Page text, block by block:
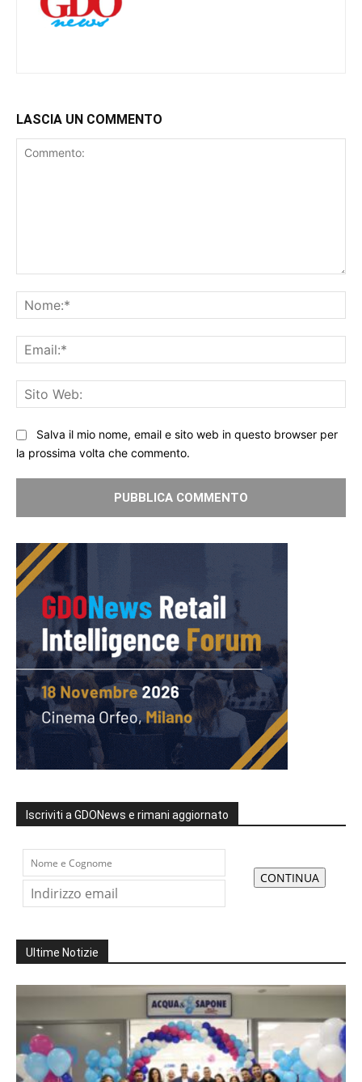
LASCIA UN COMMENTO
Salva il mio nome, email e sito web in questo browser per
la prossima volta che commento.
Iscriviti a GDONews e rimani aggiornato
Ultime Notizie